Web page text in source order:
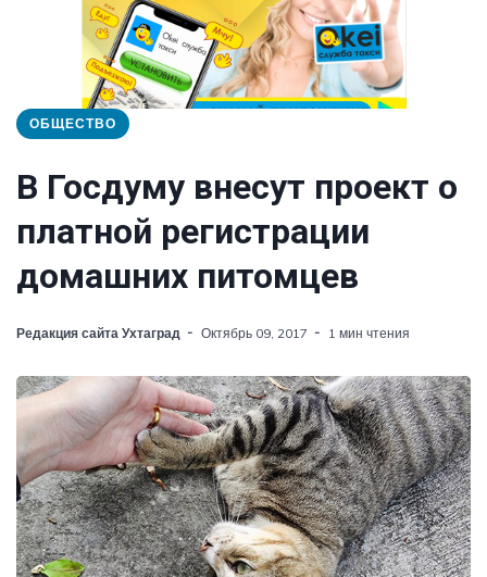
ОБЩЕСТВО
В Госдуму внесут проект о
платной регистрации
домашних питомцев
Редакция сайта Ухтаград Октябрь 09, 2017 1 мин чтения